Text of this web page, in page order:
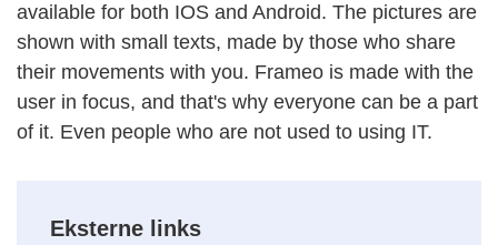
available for both IOS and Android. The pictures are
shown with small texts, made by those who share
their movements with you. Frameo is made with the
user in focus, and that's why everyone can be a part
of it. Even people who are not used to using IT.
Eksterne links